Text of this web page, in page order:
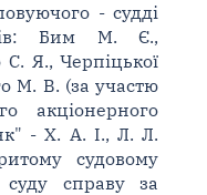
- судді
Бим М. Є.,
Я., Черпіцької
М. В. (за участю
акціонерного
- Х. А. І., Л. Л.
судовому
суду справу за